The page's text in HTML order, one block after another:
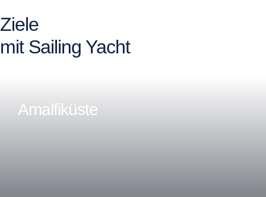
Ziele
mit Sailing Yacht
Amalfiküste